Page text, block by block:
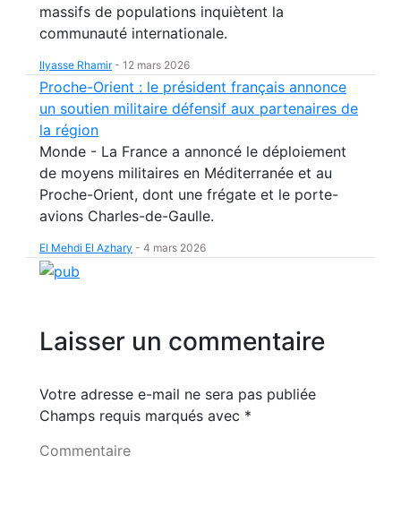
massifs de populations inquiètent la
communauté internationale.
Ilyasse Rhamir- 12 mars 2026
Proche-Orient : le président français annonce
un soutien militaire défensif aux partenaires de
la région
Monde - La France a annoncé le déploiement
de moyens militaires en Méditerranée et au
Proche-Orient, dont une frégate et le porte-
avions Charles-de-Gaulle.
El Mehdi El Azhary - 4 mars 2026
Laisser un commentaire
Votre adresse e-mail ne sera pas publiée
Champs requis marqués avec *
Commentaire